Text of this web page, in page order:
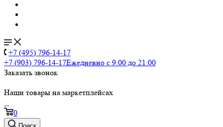
+7 (495) 796-14-17
+7 (903) 796-14-17Ежедневно с 9:00 до 21:00
Заказать звонок
Наши товары на маркетплейсах
0